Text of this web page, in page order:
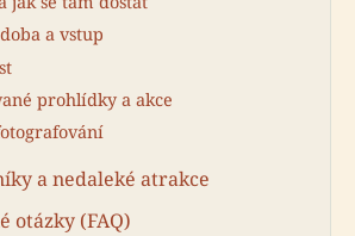
a vstup
prohlídky a akce
a nedaleké atrakce
otázky (FAQ)